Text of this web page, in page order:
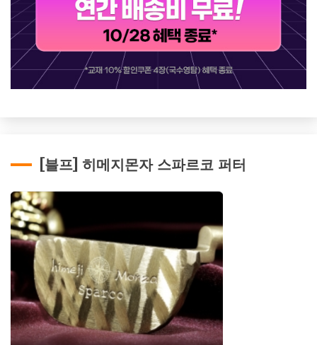
[블프] 히메지몬자 스파르코 퍼터